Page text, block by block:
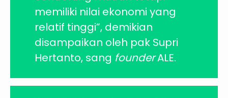
memiliki nilai ekonomi yang
relatif tinggi”, demikian
disampaikan oleh pak Supri
Hertanto, sang founderALE.